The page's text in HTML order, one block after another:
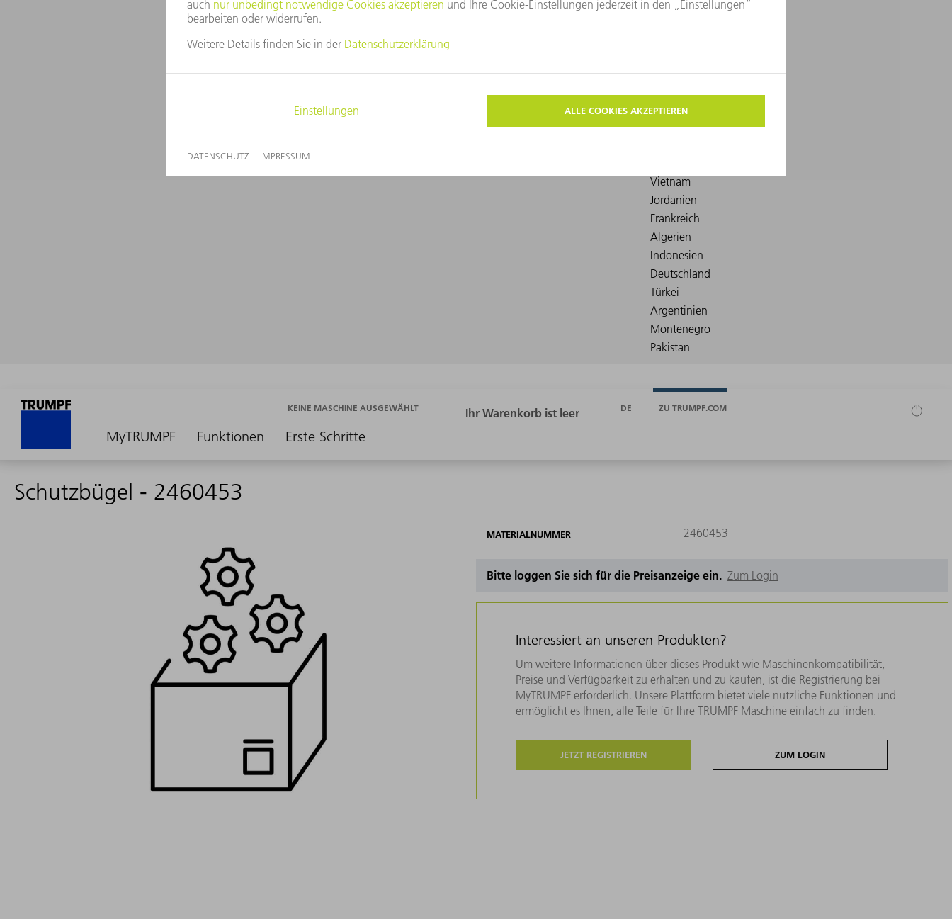
MyTRUMPF Funktionen Erste Schritte
KEINE MASCHINE AUSGEWÄHLT DE ZU TRUMPF.COM
Schutzbügel - 2460453
MATERIALNUMMER 2460453
Bitte loggen Sie sich für die Preisanzeige ein. Zum Login
Interessiert an unseren Produkten?
Um weitere Informationen über dieses Produkt wie Maschinenkompatibilität,
Preise und Verfügbarkeit zu erhalten und zu kaufen, ist die Registrierung bei
MyTRUMPF erforderlich. Unsere Plattform bietet viele nützliche Funktionen und
ermöglicht es Ihnen, alle Teile für Ihre TRUMPF Maschine einfach zu finden.
JETZT REGISTRIEREN ZUM LOGIN